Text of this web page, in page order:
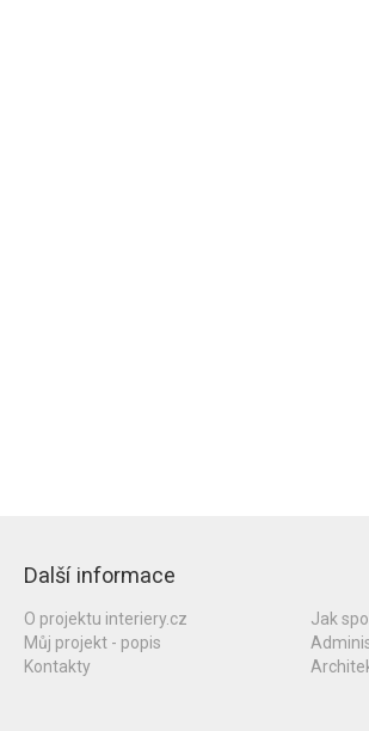
Další informace
O projektu interiery.cz
Můj projekt - popis
Kontakty
Jak